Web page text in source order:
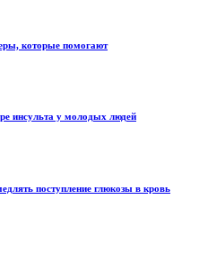
которые помогают
инсульта у молодых людей
поступление глюкозы в кровь